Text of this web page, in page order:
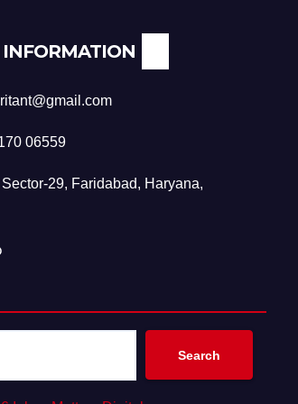
06559
29, Faridabad, Haryana,
Search